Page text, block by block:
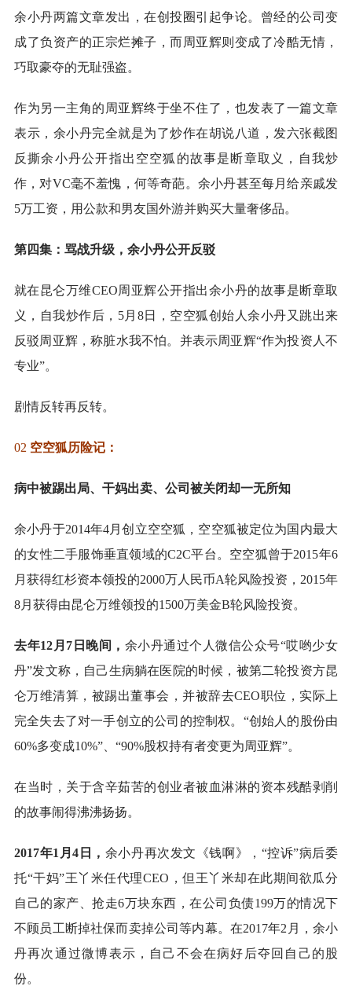
余小丹两篇文章发出，在创投圈引起争论。曾经的公司变
成了负资产的正宗烂摊子，而周亚辉则变成了冷酷无情，
巧取豪夺的无耻强盗。
作为另一主角的周亚辉终于坐不住了，也发表了一篇文章
表示，余小丹完全就是为了炒作在胡说八道，发六张截图
反撕余小丹公开指出空空狐的故事是断章取义，自我炒
作，对VC毫不羞愧，何等奇葩。余小丹甚至每月给亲戚发
5万工资，用公款和男友国外游并购买大量奢侈品。
第四集：骂战升级，余小丹公开反驳
就在昆仑万维CEO周亚辉公开指出余小丹的故事是断章取
义，自我炒作后，5月8日，空空狐创始人余小丹又跳出来
反驳周亚辉，称脏水我不怕。并表示周亚辉“作为投资人不
专业”。
剧情反转再反转。
02 空空狐历险记：
病中被踢出局、干妈出卖、公司被关闭却一无所知
余小丹于2014年4月创立空空狐，空空狐被定位为国内最大
的女性二手服饰垂直领域的C2C平台。空空狐曾于2015年6
月获得红杉资本领投的2000万人民币A轮风险投资，2015年
8月获得由昆仑万维领投的1500万美金B轮风险投资。
去年12月7日晚间， 余小丹通过个人微信公众号“哎哟少女
丹”发文称，自己生病躺在医院的时候，被第二轮投资方昆
仑万维清算，被踢出董事会，并被辞去CEO职位，实际上
完全失去了对一手创立的公司的控制权。“创始人的股份由
60%多变成10%”、“90%股权持有者变更为周亚辉”。
在当时，关于含辛茹苦的创业者被血淋淋的资本残酷剥削
的故事闹得沸沸扬扬。
2017年1月4日， 余小丹再次发文《钱啊》，“控诉”病后委
托“干妈”王丫米任代理CEO，但王丫米却在此期间欲瓜分
自己的家产、抢走6万块东西，在公司负债199万的情况下
不顾员工断掉社保而卖掉公司等内幕。在2017年2月，余小
丹再次通过微博表示，自己不会在病好后夺回自己的股
份。